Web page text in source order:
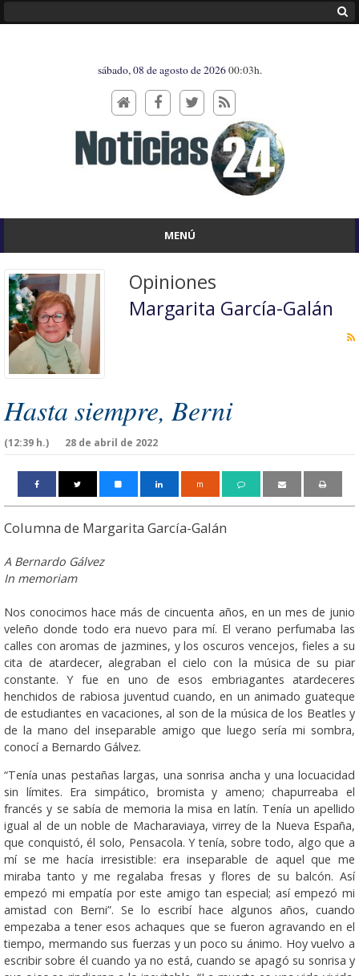
sábado, 08 de agosto de 202600:03h.
MENÚ
Opiniones
Margarita García-Galán
Hasta siempre, Berni
28 de abril de 2022
(12:39 h.)
m
Columna de Margarita García-Galán
A Bernardo Gálvez
In memoriam
Nos conocimos hace más de cincuenta años, en un mes de junio
veleño donde todo era nuevo para mí. El verano perfumaba las
calles con aromas de jazmines, y los oscuros vencejos, fieles a su
cita de atardecer, alegraban el cielo con la música de su piar
constante. Y fue en uno de esos embriagantes atardeceres
henchidos de rabiosa juventud cuando, en un animado guateque
de estudiantes en vacaciones, al son de la música de los Beatles y
de la mano del inseparable amigo que luego sería mi sombra,
conocí a Bernardo Gálvez.
“Tenía unas pestañas largas, una sonrisa ancha y una locuacidad
sin límites. Era simpático, bromista y ameno; chapurreaba el
francés y se sabía de memoria la misa en latín. Tenía un apellido
igual al de un noble de Macharaviaya, virrey de la Nueva España,
que conquistó, él solo, Pensacola. Y tenía, sobre todo, algo que a
mí se me hacía irresistible: era inseparable de aquel que me
miraba tanto y me regalaba fresas y flores de su balcón. Así
empezó mi empatía por este amigo tan especial; así empezó mi
amistad con Berni”. Se lo escribí hace algunos años, cuando
empezaba a tener esos achaques que se fueron agravando en el
tiempo, mermando sus fuerzas y un poco su ánimo. Hoy vuelvo a
escribir sobre él cuando ya no está, cuando se apagó su sonrisa y